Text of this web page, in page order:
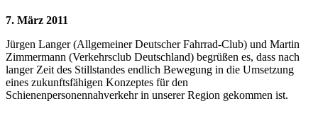
7. März 2011
Jürgen Langer (Allgemeiner Deutscher Fahrrad-Club) und Martin
Zimmermann (Verkehrsclub Deutschland) begrüßen es, dass nach
langer Zeit des Stillstandes endlich Bewegung in die Umsetzung
eines zukunftsfähigen Konzeptes für den
Schienenpersonennahverkehr in unserer Region gekommen ist.